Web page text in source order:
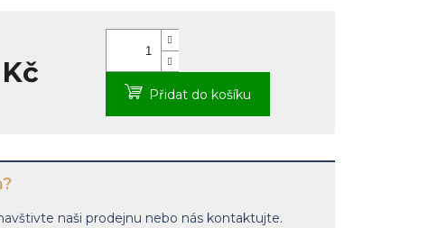
Přidat do košíku
naši prodejnu nebo nás kontaktujte.